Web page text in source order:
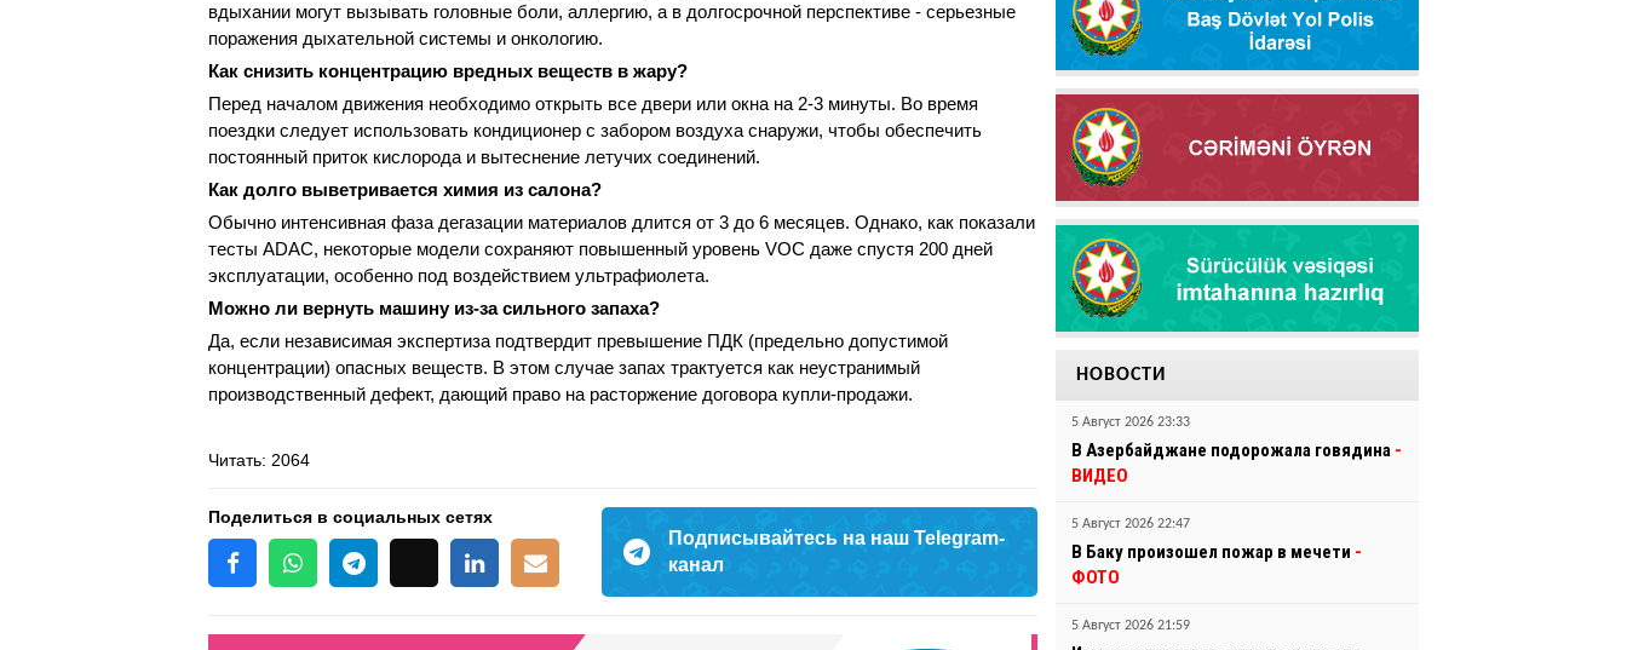
вдыхании могут вызывать головные боли, аллергию, а в долгосрочной перспективе - серьезные
поражения дыхательной системы и онкологию.
Как снизить концентрацию вредных веществ в жару?
Перед началом движения необходимо открыть все двери или окна на 2-3 минуты. Во время
поездки следует использовать кондиционер с забором воздуха снаружи, чтобы обеспечить
постоянный приток кислорода и вытеснение летучих соединений.
Как долго выветривается химия из салона?
Обычно интенсивная фаза дегазации материалов длится от 3 до 6 месяцев. Однако, как показали
тесты ADAC, некоторые модели сохраняют повышенный уровень VOC даже спустя 200 дней
эксплуатации, особенно под воздействием ультрафиолета.
Можно ли вернуть машину из-за сильного запаха?
Да, если независимая экспертиза подтвердит превышение ПДК (предельно допустимой
концентрации) опасных веществ. В этом случае запах трактуется как неустранимый
производственный дефект, дающий право на расторжение договора купли-продажи.
Читать: 2064
Поделиться в социальных сетях
Подписывайтесь на наш Telegram-
канал
НОВОСТИ
5 Август 2026 23:33
В Азербайджане подорожала говядина -
ВИДЕО
5 Август 2026 22:47
В Баку произошел пожар в мечети -
ФОТО
5 Август 2026 21:59